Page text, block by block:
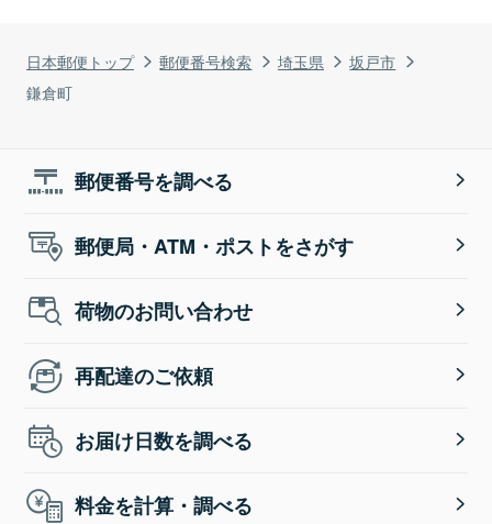
日本郵便トップ 郵便番号検索 埼玉県
坂戸市
鎌倉町
郵便番号を調べる
郵便局・ATM・ポストをさがす
荷物のお問い合わせ
再配達のご依頼
お届け日数を調べる
料金を計算・調べる